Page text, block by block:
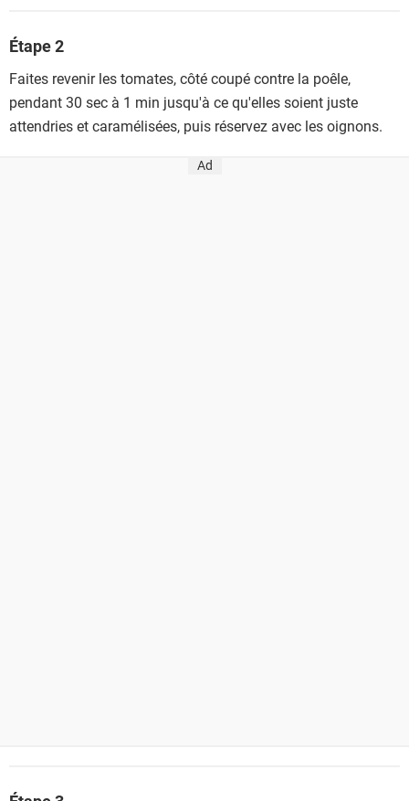
Étape 2
Faites revenir les tomates, côté coupé contre la poêle,
pendant 30 sec à 1 min jusqu'à ce qu'elles soient juste
attendries et caramélisées, puis réservez avec les oignons.
Ad